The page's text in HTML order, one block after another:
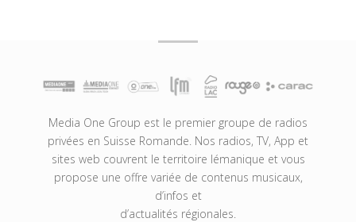
Media One Group est le premier groupe de radios
privées en Suisse Romande. Nos radios, TV, App et
sites web couvrent le territoire lémanique et vous
propose une offre variée de contenus musicaux,
d’infos et
d’actualités régionales.